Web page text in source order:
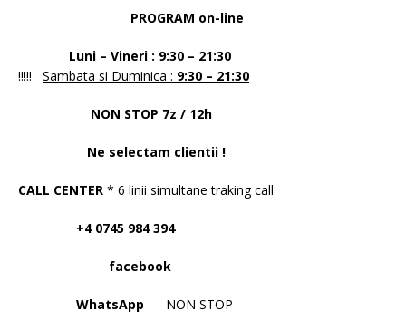
PROGRAM on-line
Luni – Vineri : 9:30 – 21:30
!!!!! Sambata si Duminica : 9:30 – 21:30
NON STOP 7z / 12h
Ne selectam clientii !
CALL CENTER * 6 linii simultane traking call
+4 0745 984 394
facebook
WhatsApp NON STOP